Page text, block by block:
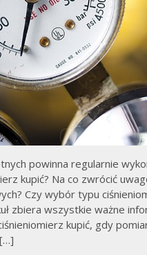
powinna regularnie
kupić? Na co zwrócić
Czy wybór typu
zbiera wszystkie ważne
kupić, gdy